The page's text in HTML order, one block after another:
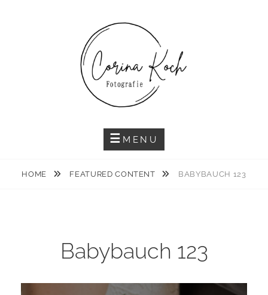
MENU
HOME FEATURED CONTENT BABYBAUCH 123
Babybauch 123